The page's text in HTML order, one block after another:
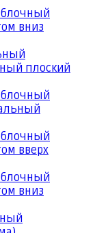
вниз
плоский
вверх
вниз